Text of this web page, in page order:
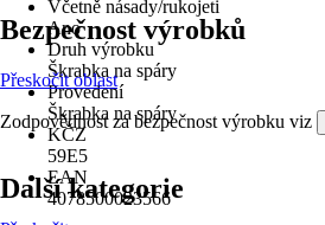
Včetně násady/rukojeti
Ano
Druh výrobku
Škrabka na spáry
Provedení
Škrabka na spáry
KČZ
59E5
EAN
4078500023566
Bezpečnost výrobků
Přeskočit oblast
Zodpovědnost za bezpečnost výrobku viz
Další kategorie